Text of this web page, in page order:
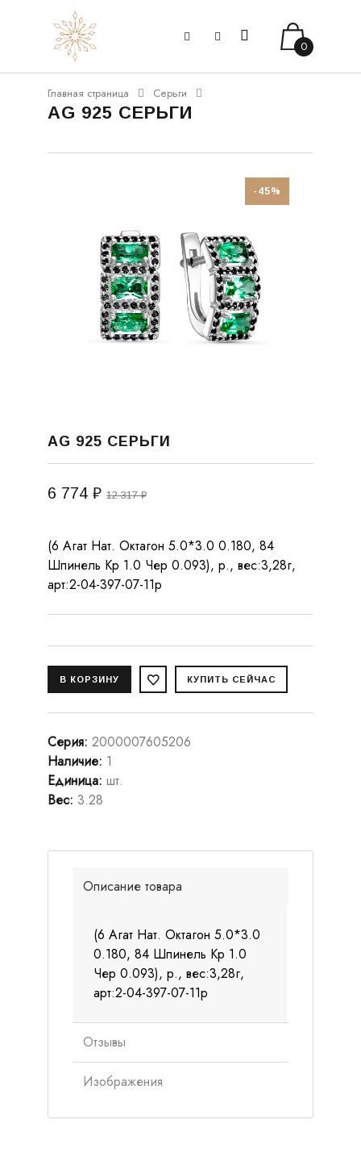
0
Главная страница Серьги
AG 925 СЕРЬГИ
-45%
AG 925 СЕРЬГИ
6 774 ₽ 12 317 ₽
(6 Агат Нат. Октагон 5.0*3.0 0.180, 84
Шпинель Кр 1.0 Чер 0.093), р., вес:3,28г,
арт:2-04-397-07-11р
Серия: 2000007605206
Наличие: 1
Единица: шт.
Вес: 3.28
Описание товара
(6 Агат Нат. Октагон 5.0*3.0
0.180, 84 Шпинель Кр 1.0
Чер 0.093), р., вес:3,28г,
арт:2-04-397-07-11р
Отзывы
Изображения